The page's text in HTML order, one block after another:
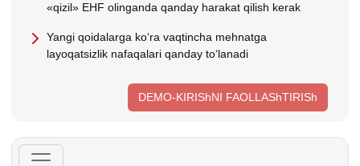
«qizil» EHF olinganda qanday harakat qilish kerak
Yangi qoidalarga koʻra vaqtincha mehnatga
layoqatsizlik nafaqalari qanday toʻlanadi
DEMO-KIRIShNI FAOLLAShTIRISh